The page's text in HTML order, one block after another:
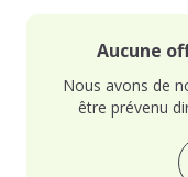
Aucune
Nous avons de
être prévenu